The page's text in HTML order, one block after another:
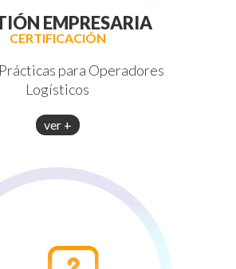
EMPRESARIA
CERTIFICACIÓN
para Operadores
Logísticos
ver +